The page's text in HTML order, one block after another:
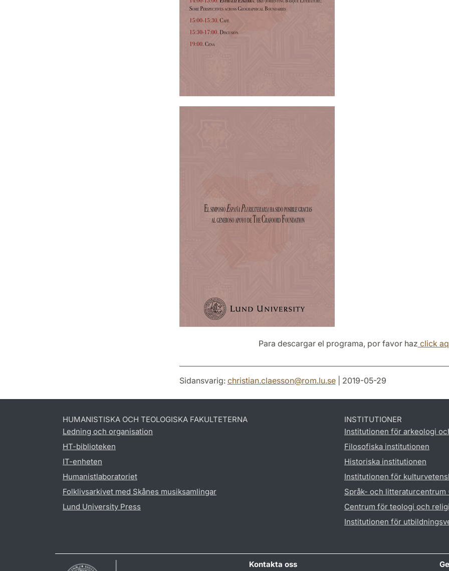
Para descargar el programa, por favor haz click
Sidansvarig: christian.claesson@rom.lu.se| 2019-05-29
HUMANISTISKA OCH TEOLOGISKA FAKULTETERNA
Ledning och organisation
HT-biblioteken
IT-enheten
Humanistlaboratoriet
Folklivsarkivet med Skånes musiksamlingar
Lund University Press
INSTITUTIONER
Institutionen för arkeologi
Filosofiska institutionen
Historiska institutionen
Institutionen för
Språk- och litteraturcentrum
Centrum för teologi och
Institutionen för
Kontakta oss